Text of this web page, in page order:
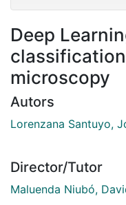
Deep
microscopy
Autors
Lorenzana Santuyo,
Director/Tutor
Maluenda Niubó,